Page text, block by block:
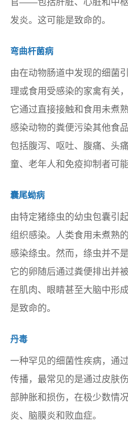
发炎。这可能是致命的。
弯曲杆菌病
由在动物肠道中发现的细菌
理或食用受感染的家禽有关
它通过直接接触和食用未煮
感染动物的粪便污染其他食
包括腹泻、呕吐、腹痛、头
童、老年人和免疫抑制者可能
囊尾蚴病
由特定猪绦虫的幼虫包囊引
组织感染。人类食用未煮熟
感染绦虫。然而，绦虫并不
它的卵随后通过粪便排出并
在肌肉、眼睛甚至大脑中形
是致命的。
丹毒
一种罕见的细菌性疾病，通
传播，最常见的是通过皮肤
部肿胀和损伤，在极少数情
炎、脑膜炎和败血症。